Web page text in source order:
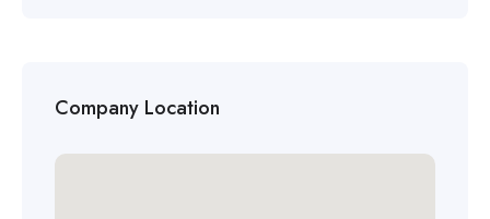
Company Location